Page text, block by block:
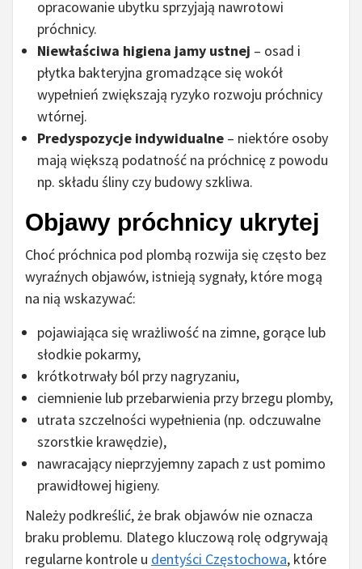
opracowanie ubytku sprzyjają nawrotowi
próchnicy.
Niewłaściwa higiena jamy ustnej – osad i
płytka bakteryjna gromadzące się wokół
wypełnień zwiększają ryzyko rozwoju próchnicy
wtórnej.
Predyspozycje indywidualne – niektóre osoby
mają większą podatność na próchnicę z powodu
np. składu śliny czy budowy szkliwa.
Objawy próchnicy ukrytej
Choć próchnica pod plombą rozwija się często bez
wyraźnych objawów, istnieją sygnały, które mogą
na nią wskazywać:
pojawiająca się wrażliwość na zimne, gorące lub
słodkie pokarmy,
krótkotrwały ból przy nagryzaniu,
ciemnienie lub przebarwienia przy brzegu plomby,
utrata szczelności wypełnienia (np. odczuwalne
szorstkie krawędzie),
nawracający nieprzyjemny zapach z ust pomimo
prawidłowej higieny.
Należy podkreślić, że brak objawów nie oznacza
braku problemu. Dlatego kluczową rolę odgrywają
regularne kontrole u dentyści Częstochowa, które